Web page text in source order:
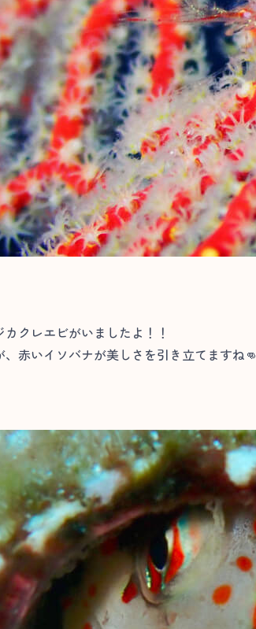
クレエビがいましたよ！！
赤いイソバナが美しさを引き立てますね👊